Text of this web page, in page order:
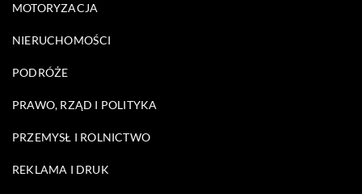
MOTORYZACJA
NIERUCHOMOŚCI
PODRÓŻE
PRAWO, RZĄD I POLITYKA
PRZEMYSŁ I ROLNICTWO
REKLAMA I DRUK